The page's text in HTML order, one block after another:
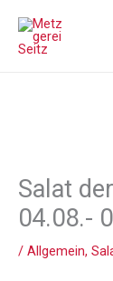
Inhalt
springen
Salat
04.08.-
/ Allgemein,